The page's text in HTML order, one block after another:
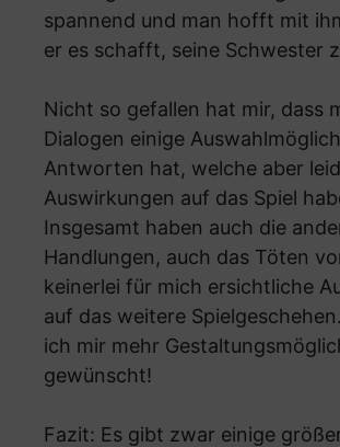
spannend und man hofft mit
er es schafft, seine Schwester
Nicht so gefallen hat mir, dass
Dialogen einige
Antworten hat, welche aber
Auswirkungen auf das Spiel
Insgesamt haben auch die
Handlungen, auch das Töten
keinerlei für mich ersichtliche
auf das weitere
ich mir mehr
gewünscht!
Fazit: Es gibt zwar einige